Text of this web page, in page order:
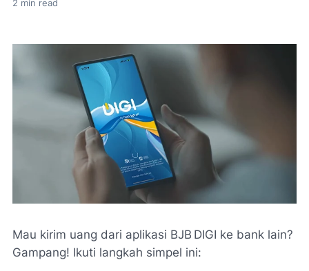
2 min read
Mau kirim uang dari aplikasi BJB DIGI ke bank lain?
Gampang! Ikuti langkah simpel ini: